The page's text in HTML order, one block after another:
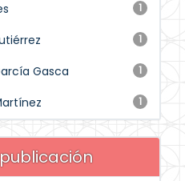
1
1
1
Gasca
1